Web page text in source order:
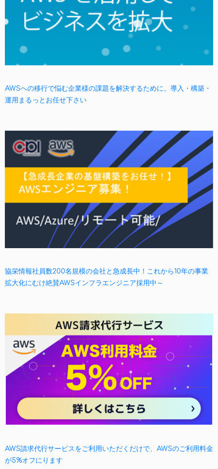
AWSへの移行で悩む企業様の課題を解決するために、導入・構築・
運用まるっとお任せ下さい
協栄情報社員数200名規模の会社と急成長中！これから10年の事業
拡大化にむけ絶賛AWSインフラエンジニア採用中～
AWS請求代行サービスをご利用いただくだけで、AWSのご利用料金
が5%オフにります